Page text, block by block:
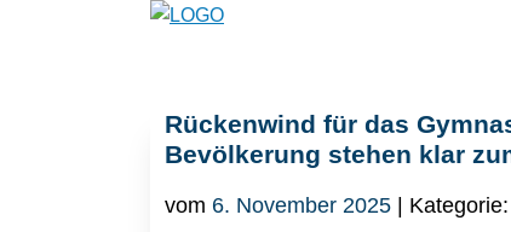
Rückenwind für das
Bevölkerung stehen klar
vom 6. November 2025 | Kategorie: